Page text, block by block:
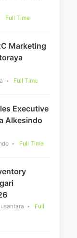
Full Time
Marketing
Full Time
Executive
Alkesindo
Full Time
Full